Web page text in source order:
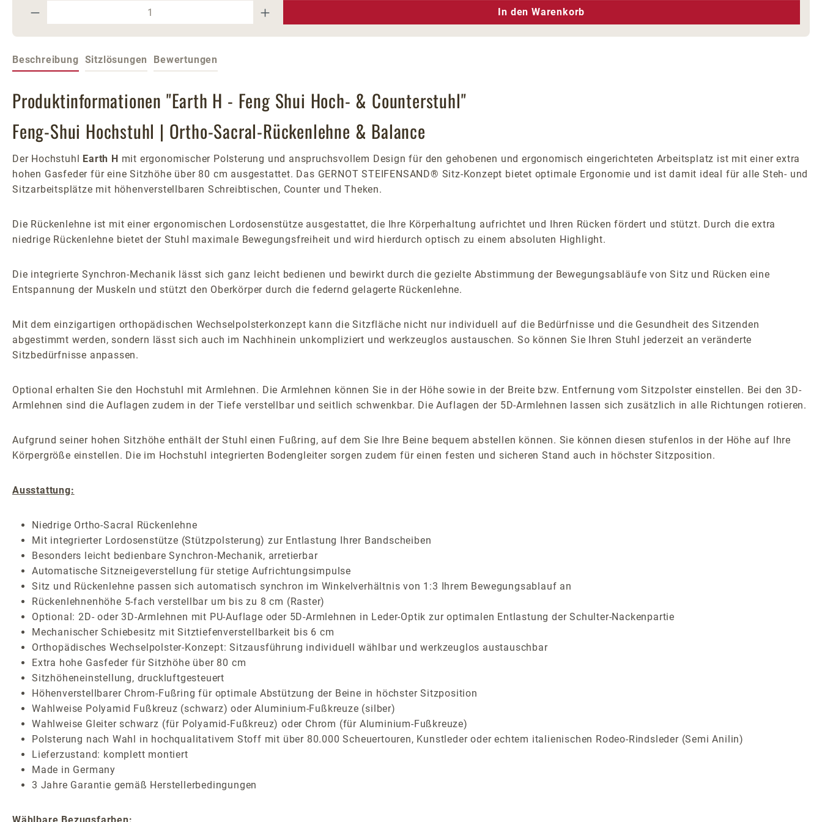
Produkt Anzahl: Gib den gewünschten Wert ein oder benutze die Schaltflächen um die Anzahl zu erhöhen oder zu
In den Warenkorb
Beschreibung Sitzlösungen Bewertungen
Produktinformationen "Earth H - Feng Shui Hoch- & Counterstuhl"
Feng-Shui Hochstuhl | Ortho-Sacral-Rückenlehne & Balance
Der Hochstuhl Earth H mit ergonomischer Polsterung und anspruchsvollem Design für den gehobenen und ergonomisch eingerichteten Arbeitsplatz ist mit einer extra
hohen Gasfeder für eine Sitzhöhe über 80 cm ausgestattet. Das GERNOT STEIFENSAND® Sitz-Konzept bietet optimale Ergonomie und ist damit ideal für alle Steh- und
Sitzarbeitsplätze mit höhenverstellbaren Schreibtischen, Counter und Theken.
Die Rückenlehne ist mit einer ergonomischen Lordosenstütze ausgestattet, die Ihre Körperhaltung aufrichtet und Ihren Rücken fördert und stützt. Durch die extra
niedrige Rückenlehne bietet der Stuhl maximale Bewegungsfreiheit und wird hierdurch optisch zu einem absoluten Highlight.
Die integrierte Synchron-Mechanik lässt sich ganz leicht bedienen und bewirkt durch die gezielte Abstimmung der Bewegungsabläufe von Sitz und Rücken eine
Entspannung der Muskeln und stützt den Oberkörper durch die federnd gelagerte Rückenlehne.
Mit dem einzigartigen orthopädischen Wechselpolsterkonzept kann die Sitzfläche nicht nur individuell auf die Bedürfnisse und die Gesundheit des Sitzenden
abgestimmt werden, sondern lässt sich auch im Nachhinein unkompliziert und werkzeuglos austauschen. So können Sie Ihren Stuhl jederzeit an veränderte
Sitzbedürfnisse anpassen.
Optional erhalten Sie den Hochstuhl mit Armlehnen. Die Armlehnen können Sie in der Höhe sowie in der Breite bzw. Entfernung vom Sitzpolster einstellen. Bei den 3D-
Armlehnen sind die Auflagen zudem in der Tiefe verstellbar und seitlich schwenkbar. Die Auflagen der 5D-Armlehnen lassen sich zusätzlich in alle Richtungen rotieren.
Aufgrund seiner hohen Sitzhöhe enthält der Stuhl einen Fußring, auf dem Sie Ihre Beine bequem abstellen können. Sie können diesen stufenlos in der Höhe auf Ihre
Körpergröße einstellen. Die im Hochstuhl integrierten Bodengleiter sorgen zudem für einen festen und sicheren Stand auch in höchster Sitzposition.
Ausstattung:
Niedrige Ortho-Sacral Rückenlehne
Mit integrierter Lordosenstütze (Stützpolsterung) zur Entlastung Ihrer Bandscheiben
Besonders leicht bedienbare Synchron-Mechanik, arretierbar
Automatische Sitzneigeverstellung für stetige Aufrichtungsimpulse
Sitz und Rückenlehne passen sich automatisch synchron im Winkelverhältnis von 1:3 Ihrem Bewegungsablauf an
Rückenlehnenhöhe 5-fach verstellbar um bis zu 8 cm (Raster)
Optional: 2D- oder 3D-Armlehnen mit PU-Auflage oder 5D-Armlehnen in Leder-Optik zur optimalen Entlastung der Schulter-Nackenpartie
Mechanischer Schiebesitz mit Sitztiefenverstellbarkeit bis 6 cm
Orthopädisches Wechselpolster-Konzept: Sitzausführung individuell wählbar und werkzeuglos austauschbar
Extra hohe Gasfeder für Sitzhöhe über 80 cm
Sitzhöheneinstellung, druckluftgesteuert
Höhenverstellbarer Chrom-Fußring für optimale Abstützung der Beine in höchster Sitzposition
Wahlweise Polyamid Fußkreuz (schwarz) oder Aluminium-Fußkreuze (silber)
Wahlweise Gleiter schwarz (für Polyamid-Fußkreuz) oder Chrom (für Aluminium-Fußkreuze)
Polsterung nach Wahl in hochqualitativem Stoff mit über 80.000 Scheuertouren, Kunstleder oder echtem italienischen Rodeo-Rindsleder (Semi Anilin)
Lieferzustand: komplett montiert
Made in Germany
3 Jahre Garantie gemäß Herstellerbedingungen